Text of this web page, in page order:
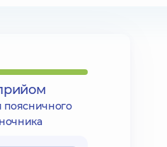
поясничного